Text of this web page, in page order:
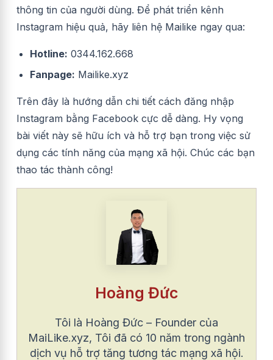
thông tin của người dùng. Để phát triển kênh
Instagram hiệu quả, hãy liên hệ Mailike ngay qua:
Hotline: 0344.162.668
Fanpage: Mailike.xyz
Trên đây là hướng dẫn chi tiết cách đăng nhập
Instagram bằng Facebook cực dễ dàng. Hy vọng
bài viết này sẽ hữu ích và hỗ trợ bạn trong việc sử
dụng các tính năng của mạng xã hội. Chúc các bạn
thao tác thành công!
Hoàng Đức
Tôi là Hoàng Đức – Founder của
MaiLike.xyz, Tôi đã có 10 năm trong ngành
dịch vụ hỗ trợ tăng tương tác mạng xã hội.